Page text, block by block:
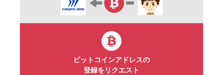
ビットコインアドレスの
登録をリクエスト